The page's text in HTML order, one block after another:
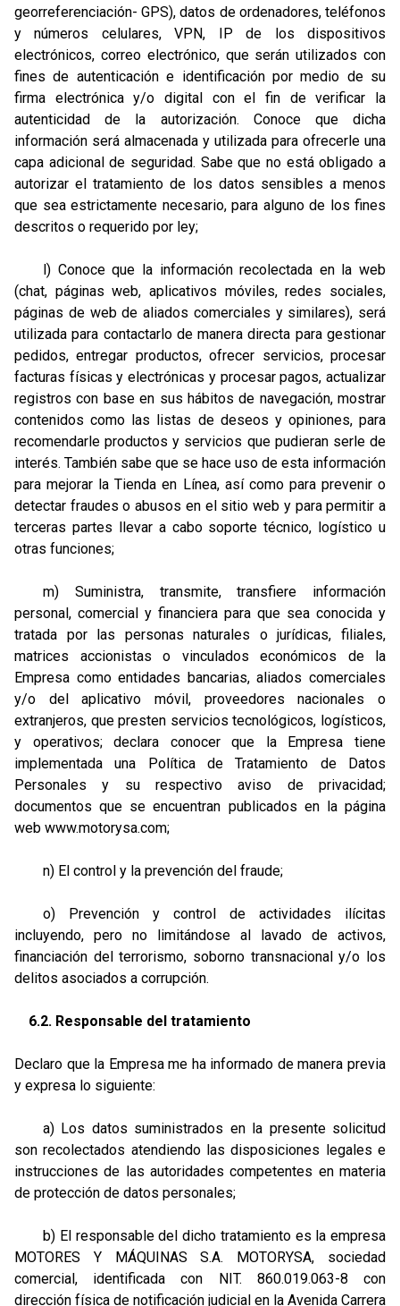
georreferenciación- GPS), datos de ordenadores, teléfonos
y números celulares, VPN, IP de los dispositivos
electrónicos, correo electrónico, que serán utilizados con
fines de autenticación e identificación por medio de su
firma electrónica y/o digital con el fin de verificar la
autenticidad de la autorización. Conoce que dicha
información será almacenada y utilizada para ofrecerle una
capa adicional de seguridad. Sabe que no está obligado a
autorizar el tratamiento de los datos sensibles a menos
que sea estrictamente necesario, para alguno de los fines
descritos o requerido por ley;
l) Conoce que la información recolectada en la web
(chat, páginas web, aplicativos móviles, redes sociales,
páginas de web de aliados comerciales y similares), será
utilizada para contactarlo de manera directa para gestionar
pedidos, entregar productos, ofrecer servicios, procesar
facturas físicas y electrónicas y procesar pagos, actualizar
registros con base en sus hábitos de navegación, mostrar
contenidos como las listas de deseos y opiniones, para
recomendarle productos y servicios que pudieran serle de
interés. También sabe que se hace uso de esta información
para mejorar la Tienda en Línea, así como para prevenir o
detectar fraudes o abusos en el sitio web y para permitir a
terceras partes llevar a cabo soporte técnico, logístico u
otras funciones;
m) Suministra, transmite, transfiere información
personal, comercial y financiera para que sea conocida y
tratada por las personas naturales o jurídicas, filiales,
matrices accionistas o vinculados económicos de la
Empresa como entidades bancarias, aliados comerciales
y/o del aplicativo móvil, proveedores nacionales o
extranjeros, que presten servicios tecnológicos, logísticos,
y operativos; declara conocer que la Empresa tiene
implementada una Política de Tratamiento de Datos
Personales y su respectivo aviso de privacidad;
documentos que se encuentran publicados en la página
web www.motorysa.com;
n) El control y la prevención del fraude;
o) Prevención y control de actividades ilícitas
incluyendo, pero no limitándose al lavado de activos,
financiación del terrorismo, soborno transnacional y/o los
delitos asociados a corrupción.
6.2. Responsable del tratamiento
Declaro que la Empresa me ha informado de manera previa
y expresa lo siguiente:
a) Los datos suministrados en la presente solicitud
son recolectados atendiendo las disposiciones legales e
instrucciones de las autoridades competentes en materia
de protección de datos personales;
b) El responsable del dicho tratamiento es la empresa
MOTORES Y MÁQUINAS S.A. MOTORYSA, sociedad
comercial, identificada con NIT. 860.019.063-8 con
dirección física de notificación judicial en la Avenida Carrera